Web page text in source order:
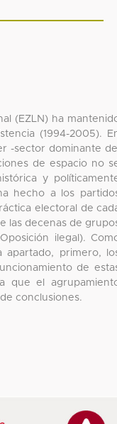
(EZLN) ha
(1994-2005).
-sector dominante del
de espacio no
y
hecho a los
electoral de
las decenas de
ilegal).
apartado, primero,
de
que el
conclusiones.